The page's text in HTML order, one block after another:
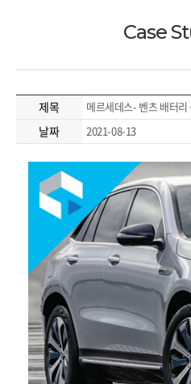
Case
제목 메르세데스- 벤츠 배터
날짜 2021-08-13